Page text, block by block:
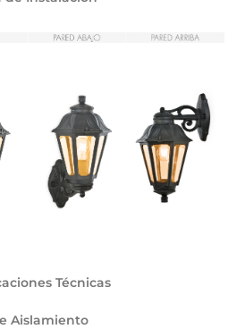
Técnicas
Aislamiento